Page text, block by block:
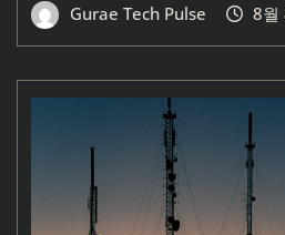
Gurae Tech Pulse 8월